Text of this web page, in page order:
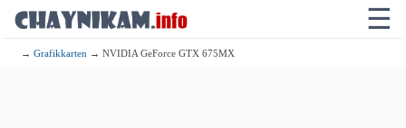
☰
→Grafikkarten → NVIDIA GeForce GTX 675MX